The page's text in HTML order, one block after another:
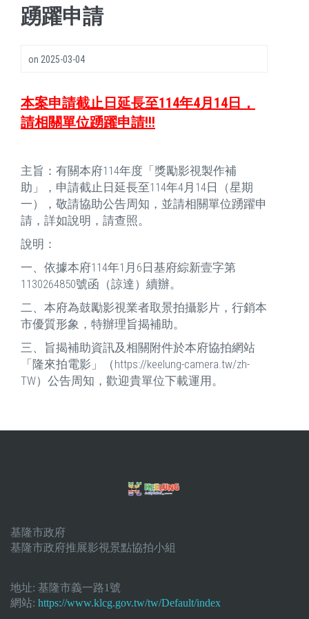
踴躍申請
on 2025-03-04
本案申請截止日延長至114年4月14日，
請相關單位踴躍申請!!!
主旨：有關本府114年度「獎勵影視製作補
助」，申請截止日延長至114年4月14日（星期
一），敬請協助公告周知，並請相關單位踴躍申
請，詳如說明，請查照。
說明：
一、依據本府114年1月6日基府綜新壹字第
1130264850號函（諒達）續辦。
二、本府為鼓勵影視業者取景拍攝影片，行銷本
市優質形象，特辦理旨揭補助。
三、旨揭補助資訊及相關附件於本府協拍網站
「隆來拍電影」（https://keelung-camera.tw/zh-
TW）公告周知，歡迎貴單位下載運用。
基隆市政府
基隆市政府推展影視景點協拍小組
地址: 基隆市義一路1號
網站: https://www.klcg.gov.tw/tw/Default/index